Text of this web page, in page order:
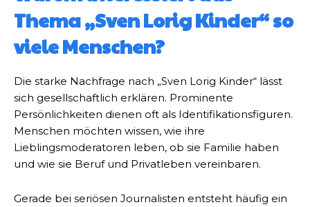
Thema „Sven Lorig Kinder“ so
viele Menschen?
Die starke Nachfrage nach „Sven Lorig Kinder“ lässt
sich gesellschaftlich erklären. Prominente
Persönlichkeiten dienen oft als Identifikationsfiguren.
Menschen möchten wissen, wie ihre
Lieblingsmoderatoren leben, ob sie Familie haben
und wie sie Beruf und Privatleben vereinbaren.
Gerade bei seriösen Journalisten entsteht häufig ein